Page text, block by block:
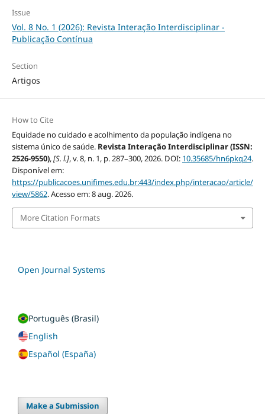
Issue
Vol. 8 No. 1 (2026): Revista Interação Interdisciplinar -
Publicação Contínua
Section
Artigos
How to Cite
Equidade no cuidado e acolhimento da população indígena no
sistema único de saúde. Revista Interação Interdisciplinar (ISSN:
2526-9550),[S. l.], v. 8, n. 1, p. 287–300, 2026. DOI: 10.35685/hn6pkq24.
Disponível em:
https://publicacoes.unifimes.edu.br:443/index.php/interacao/article/
view/5862. Acesso em: 8 aug. 2026.
More Citation Formats
Open Journal Systems
Português (Brasil)
English
Español (España)
Make a Submission